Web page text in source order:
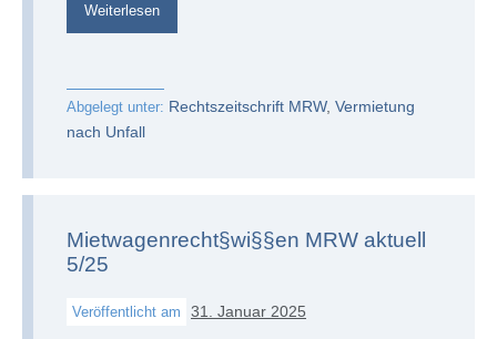
WeiterlesenMietwagenrecht§wi§§en
aktuell
Abgelegt unter: Rechtszeitschrift MRW, Vermietung
nach Unfall
Mietwagenrecht§wi§§en MRW aktuell
5/25
Veröffentlicht am 31. Januar 2025